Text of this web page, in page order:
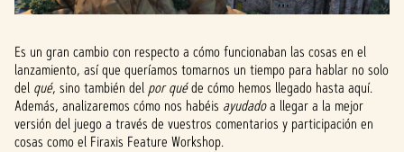
Es un gran cambio con respecto a cómo funcionaban las cosas en el
lanzamiento, así que queríamos tomarnos un tiempo para hablar no solo
del qué, sino también del por quéde cómo hemos llegado hasta aquí.
Además, analizaremos cómo nos habéis ayudadoa llegar a la mejor
versión del juego a través de vuestros comentarios y participación en
cosas como el Firaxis Feature Workshop.